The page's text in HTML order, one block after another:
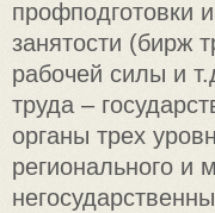
профподготовки
занятости (бирж
рабочей силы и
труда –
органы трех
регионального и